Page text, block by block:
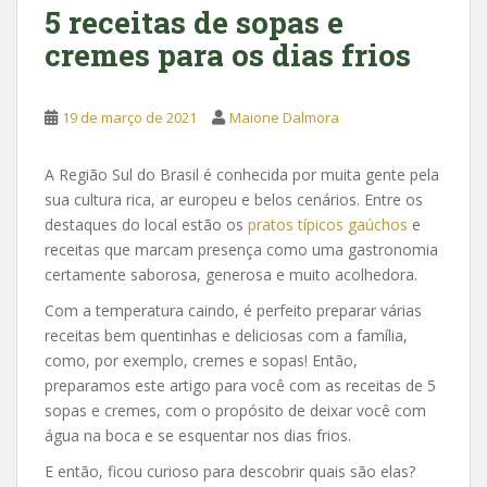
5 receitas de sopas e
cremes para os dias frios
19 de março de 2021 Maione Dalmora
A Região Sul do Brasil é conhecida por muita gente pela
sua cultura rica, ar europeu e belos cenários. Entre os
destaques do local estão os pratos típicos gaúchos e
receitas que marcam presença como uma gastronomia
certamente saborosa, generosa e muito acolhedora.
Com a temperatura caindo, é perfeito preparar várias
receitas bem quentinhas e deliciosas com a família,
como, por exemplo, cremes e sopas! Então,
preparamos este artigo para você com as receitas de 5
sopas e cremes, com o propósito de deixar você com
água na boca e se esquentar nos dias frios.
E então, ficou curioso para descobrir quais são elas?